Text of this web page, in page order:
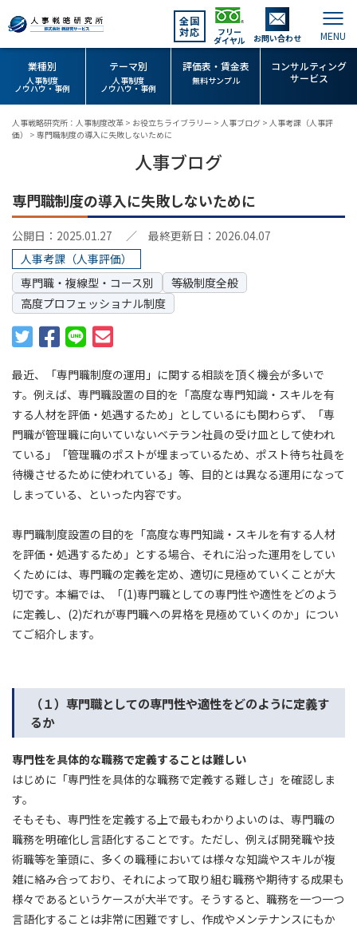
全国
対応
フリー
ダイヤル お問い合わせ
業種別
人事制度
ノウハウ・事例
テーマ別
人事制度
ノウハウ・事例
評価表・賃金表
無料サンプル
コンサルティング
サービス
人事戦略研究所：人事制度改革 > お役立ちライブラリー > 人事ブログ > 人事考課（人事評
価）
> 専門職制度の導入に失敗しないために
人事ブログ
専門職制度の導入に失敗しないために
公開日：2025.01.27
／ 最終更新日：2026.04.07
人事考課（人事評価）
専門職・複線型・コース別
等級制度全般
高度プロフェッショナル制度
最近、「専門職制度の運用」に関する相談を頂く機会が多いで
す。例えば、専門職設置の目的を「高度な専門知識・スキルを有
する人材を評価・処遇するため」としているにも関わらず、「専
門職が管理職に向いていないベテラン社員の受け皿として使われ
ている」「管理職のポストが埋まっているため、ポスト待ち社員を
待機させるために使われている」等、目的とは異なる運用になって
しまっている、といった内容です。
専門職制度設置の目的を「高度な専門知識・スキルを有する人材
を評価・処遇するため」とする場合、それに沿った運用をしてい
くためには、専門職の定義を定め、適切に見極めていくことが大
切です。本編では、「(1)専門職としての専門性や適性をどのよう
に定義し、(2)だれが専門職への昇格を見極めていくのか」につい
てご紹介します。
（１）専門職としての専門性や適性をどのように定義す
るか
専門性を具体的な職務で定義することは難しい
はじめに「専門性を具体的な職務で定義する難しさ」を確認しま
す。
そもそも、専門性を定義する上で最もわかりよいのは、専門職の
職務を明確化し言語化することです。ただし、例えば開発職や技
術職等を筆頭に、多くの職種においては様々な知識やスキルが複
雑に絡み合っており、それによって取り組む職務や期待する成果も
様々であるというケースが大半です。そうすると、職務を一つ一つ
言語化することは非常に困難ですし、作成やメンテナンスにもか